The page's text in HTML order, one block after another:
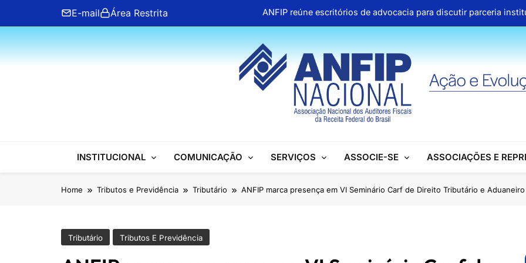
content
E-mail Área Restrita ANFIP reúne escritórios de advocacia para discutir parceria
Honras a um gigante na construção da Seguridade
Pública organiza mobilização no Congresso e
Aproveite os descontos
ANFIP reúne escritórios de advocacia para discutir parceria
Pública organiza mobilização no Congresso e
Aproveite os
ANFIP Nacional
INSTITUCIONAL COMUNICAÇÃO SERVIÇOS ASSOCIE-SE ASSOCIAÇÕES E
Home Tributos e Previdência Tributário ANFIP marca presença em VI Seminário Carf de Direito Tributário e
Tributário Tributos E Previdência